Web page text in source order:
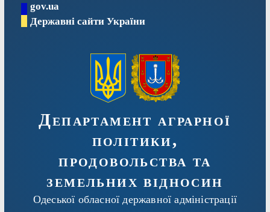
Перейтиgov.ua
Державні сайти України
Департамент аграрної
політики,
продовольства та
земельних відносин
Одеської обласної державної адміністрації